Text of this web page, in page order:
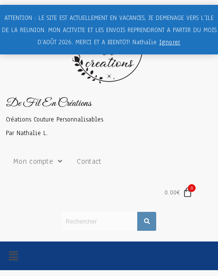
De Fil En Créations
Créations Couture Personnalisables
Par Nathalie L.
Mon compte Contact
0.00€
ATTENTION : LE SITE EST ACTUELLEMENT EN VACANCES, JE DEMENAGE VERS L’ILE
DE LA REUNION. MON ACITVITE ET LES ENVOIS REPRENDRONT A PARTIR DU MOIS
D’AOÛT 2026. MERCI ET A BIENTÖT! NathalieIgnorer